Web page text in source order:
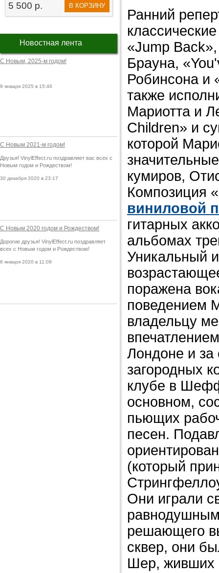
5 500 р. В КОРЗИНУ
Новостная лента
С Новым, 2025-м годом!
9 января 2025 в 15:46
С Новым 2021-м годом!
Друзья! VinylEffect.ru поздравляет вас всех с
Новым годом и Рождеством!
30 декабря 2020 в 23:17
С Новым 2020 годом и Рождеством!
Дорогие друзья! VinylEffect.ru поздравляет
всех с Новым годом и Рождеством!
6 января 2020 в 11:09
Ранний
«Jump
Брауна,
Робинсона и
также
Мариотта и
Children» и
которой
кумиров,
Композиция
виниловой
гитарных
альбомах
Уникальный
поражена
поведением
владельцу
Лондоне и за
загородных
клубе в
основном,
пьющих
песен.
(который
Они играли
решающего
сквер, они
Шер, живших